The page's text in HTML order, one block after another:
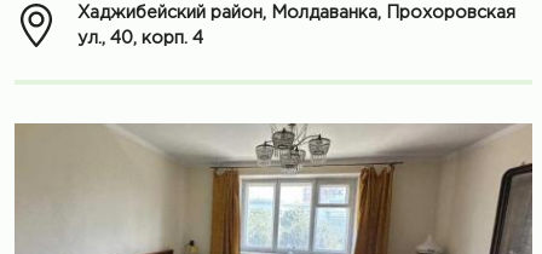
Хаджибейский район, Молдаванка, Прохоровская
ул., 40, корп. 4